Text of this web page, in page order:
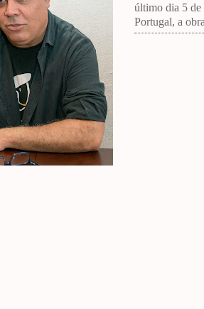
último dia 5 de
Portugal, a